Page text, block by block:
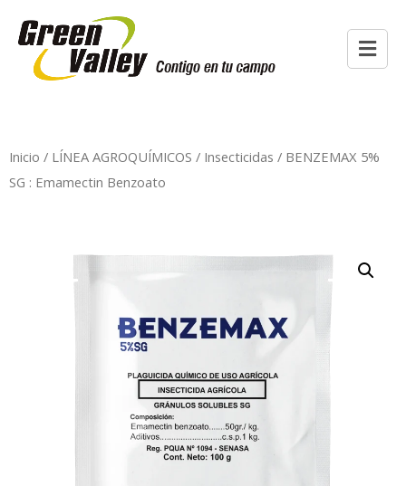
Inicio / LÍNEA AGROQUÍMICOS / Insecticidas / BENZEMAX 5%
SG : Emamectin Benzoato